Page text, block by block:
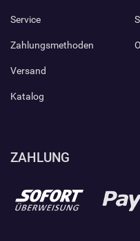
Service
Zahlungsmethoden
Versand
Katalog
ZAHLUNG